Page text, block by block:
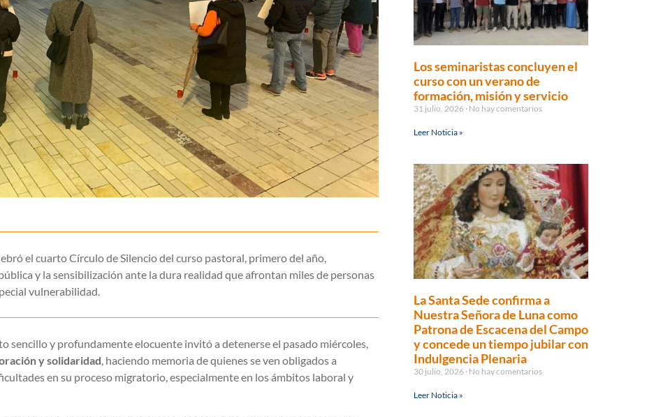
el cuarto Círculo de Silencio del curso pastoral, primero del año,
y la sensibilización ante la dura realidad que afrontan miles de personas
vulnerabilidad.
sencillo y profundamente elocuente invitó a detenerse el pasado miércoles,
y solidaridad, haciendo memoria de quienes se ven obligados a
en su proceso migratorio, especialmente en los ámbitos laboral y
Los seminaristas concluyen el
curso con un verano de
formación, misión y servicio
31 julio, 2026 No hay comentarios
Leer Noticia »
La Santa Sede confirma a
Nuestra Señora de Luna como
Patrona de Escacena del Campo
y concede un tiempo jubilar con
Indulgencia Plenaria
30 julio, 2026 No hay comentarios
Leer Noticia »